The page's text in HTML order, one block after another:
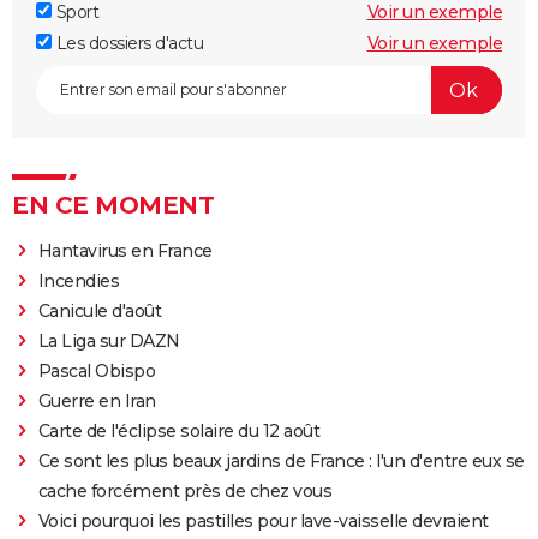
Sport
Voir un exemple
Les dossiers d'actu
Voir un exemple
EN CE MOMENT
Hantavirus en France
Incendies
Canicule d'août
La Liga sur DAZN
Pascal Obispo
Guerre en Iran
Carte de l'éclipse solaire du 12 août
Ce sont les plus beaux jardins de France : l'un d'entre eux se
cache forcément près de chez vous
Voici pourquoi les pastilles pour lave-vaisselle devraient